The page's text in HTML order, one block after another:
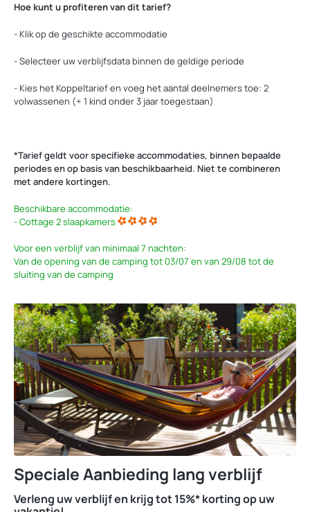
Hoe kunt u profiteren van dit tarief?
- Klik op de geschikte accommodatie
- Selecteer uw verblijfsdata binnen de geldige periode
- Kies het Koppeltarief en voeg het aantal deelnemers toe: 2
volwassenen (+ 1 kind onder 3 jaar toegestaan)
*Tarief geldt voor specifieke accommodaties, binnen bepaalde
periodes en op basis van beschikbaarheid. Niet te combineren
met andere kortingen.
Beschikbare accommodatie:
- Cottage 2 slaapkamers
Voor een verblijf van minimaal 7 nachten:
Van de opening van de camping tot 03/07 en van 29/08 tot de
sluiting van de camping
Speciale Aanbieding lang verblijf
Verleng uw verblijf en krijg tot 15%* korting op uw